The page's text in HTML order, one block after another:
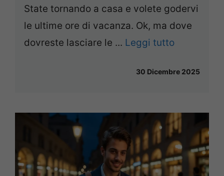
State tornando a casa e volete godervi
le ultime ore di vacanza. Ok, ma dove
dovreste lasciare le ... Leggi tutto
30 Dicembre 2025